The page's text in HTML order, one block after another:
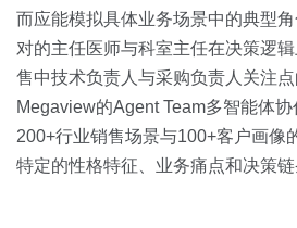
而应能模拟具体业务场景中的典型
对的主任医师与科室主任在决策逻
售中技术负责人与采购负责人关注
Megaview的Agent Team多智能体
200+行业销售场景与100+客户画像
特定的性格特征、业务痛点和决策链